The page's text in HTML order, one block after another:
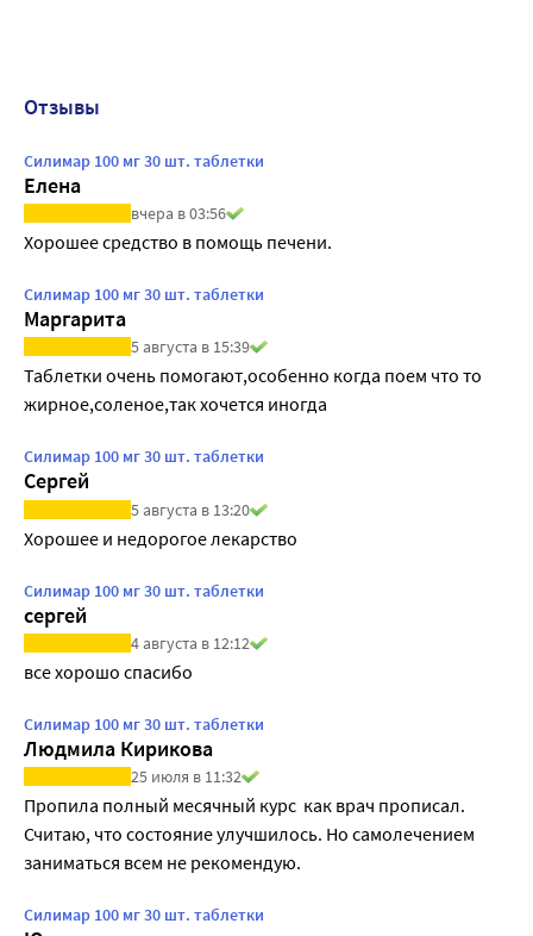
Отзывы
Силимар 100 мг 30 шт. таблетки
Елена
вчера в 03:56
Хорошее средство в помощь печени.
Силимар 100 мг 30 шт. таблетки
Маргарита
5 августа в 15:39
Таблетки очень помогают,особенно когда поем что то
жирное,соленое,так хочется иногда
Силимар 100 мг 30 шт. таблетки
Сергей
5 августа в 13:20
Хорошее и недорогое лекарство
Силимар 100 мг 30 шт. таблетки
сергей
4 августа в 12:12
все хорошо спасибо
Силимар 100 мг 30 шт. таблетки
Людмила Кирикова
25 июля в 11:32
Пропила полный месячный курс  как врач прописал.
Считаю, что состояние улучшилось. Но самолечением
заниматься всем не рекомендую.
Силимар 100 мг 30 шт. таблетки